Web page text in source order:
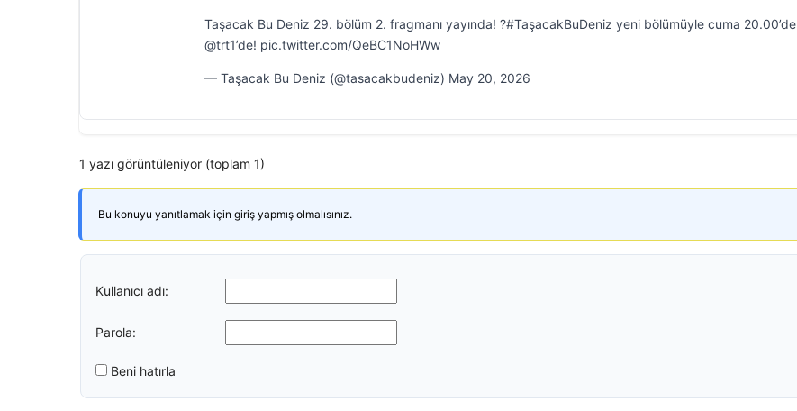
Taşacak Bu Deniz 29. bölüm 2. fragmanı yayında! ?#TaşacakBuDeniz yeni bölümüyle cuma 20.00’de
@trt1’de! pic.twitter.com/QeBC1NoHWw
— Taşacak Bu Deniz (@tasacakbudeniz) May 20, 2026
1 yazı görüntüleniyor (toplam 1)
Bu konuyu yanıtlamak için giriş yapmış olmalısınız.
Kullanıcı adı:
Parola:
Beni hatırla